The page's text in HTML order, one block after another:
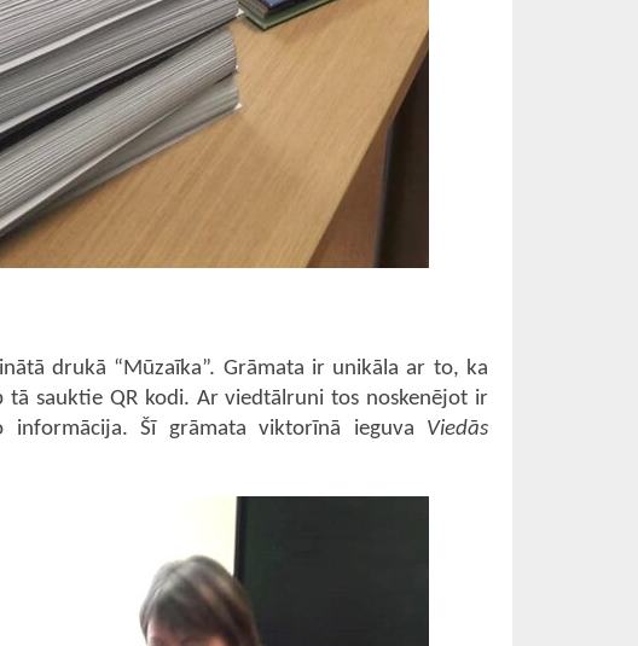
drukā “Mūzaīka”. Grāmata ir unikāla ar to, ka
sauktie QR kodi. Ar viedtālruni tos noskenējot ir
Šī grāmata viktorīnā ieguva Viedās